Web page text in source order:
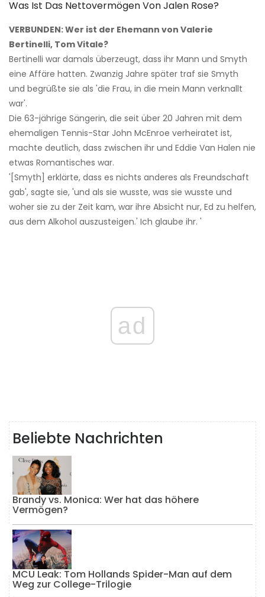
Was Ist Das Nettovermögen Von Jalen Rose?
VERBUNDEN: Wer ist der Ehemann von Valerie
Bertinelli, Tom Vitale?
Bertinelli war damals überzeugt, dass ihr Mann und Smyth
eine Affäre hatten. Zwanzig Jahre später traf sie Smyth
und begrüßte sie als 'die Frau, in die mein Mann verknallt
war'.
Die 63-jährige Sängerin, die seit über 20 Jahren mit dem
ehemaligen Tennis-Star John McEnroe verheiratet ist,
machte deutlich, dass zwischen ihr und Eddie Van Halen nie
etwas Romantisches war.
'[Smyth] erklärte, dass es nichts anderes als Freundschaft
gab', sagte sie, 'und als sie wusste, was sie wusste und
woher sie zu der Zeit kam, war ihre Absicht nur, Ed zu helfen,
aus dem Alkohol auszusteigen.' Ich glaube ihr. '
ad
Beliebte Nachrichten
Brandy vs. Monica: Wer hat das höhere
Vermögen?
MCU Leak: Tom Hollands Spider-Man auf dem
Weg zur College-Trilogie